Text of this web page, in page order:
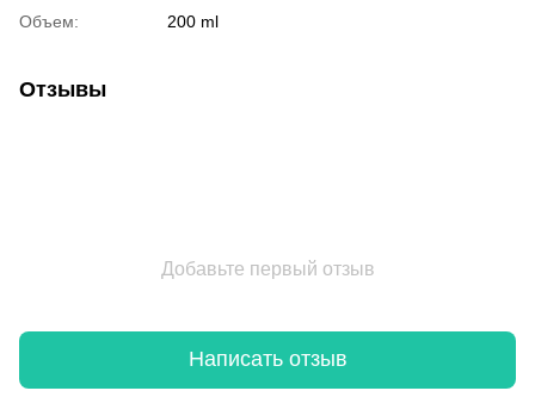
Объем:
200 ml
Отзывы
Добавьте первый отзыв
Написать отзыв